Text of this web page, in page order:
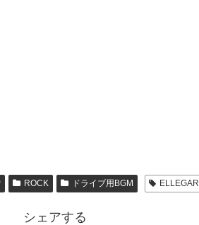
ROCK ドライブ用BGM
シェアする